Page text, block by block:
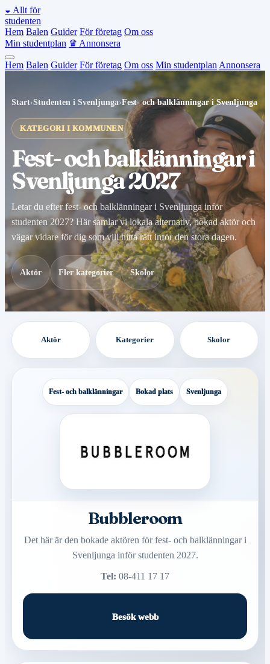
◒ Allt för
studenten
Hem Balen Guider För företag Om oss
Min studentplan ♛ Annonsera
Hem Balen Guider För företag Om oss Min studentplan Annonsera
Start›Studenten i Svenljunga›Fest- och balklänningar i Svenljunga
KATEGORI I KOMMUNEN
Fest- och balklänningar i
Svenljunga 2027
Letar du efter fest- och balklänningar i Svenljunga inför
studenten 2027? Här samlar vi lokala alternativ, bokad aktör och
vägar vidare för dig som vill hitta rätt inför den stora dagen.
Aktör Fler kategorier Skolor
Aktör Kategorier Skolor
Fest- och balklänningar Bokad plats Svenljunga
Bubbleroom
Det här är den bokade aktören för fest- och balklänningar i
Svenljunga inför studenten 2027.
Tel: 08-411 17 17
Besök webb